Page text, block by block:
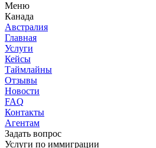
Меню
Канада
Австралия
Главная
Услуги
Кейсы
Таймлайны
Отзывы
Новости
FAQ
Контакты
Агентам
Задать вопрос
Услуги по иммиграции